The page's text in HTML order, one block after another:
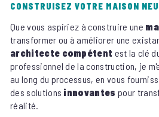
CONSTRUISEZ VOTRE MAISON
Que vous aspiriez à construire une
transformer ou à améliorer une
architecte compétent est la clé
professionnel de la construction, je
au long du processus, en vous
des solutions innovantes pour
réalité.